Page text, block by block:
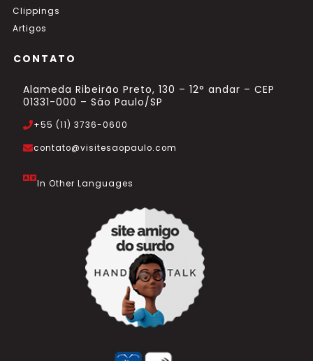
Clippings
Artigos
CONTATO
Alameda Ribeirão Preto, 130 – 12° andar – CEP
01331-000 – São Paulo/SP
+55 (11) 3736-0600
contato@visitesaopaulo.com
In Other Languages